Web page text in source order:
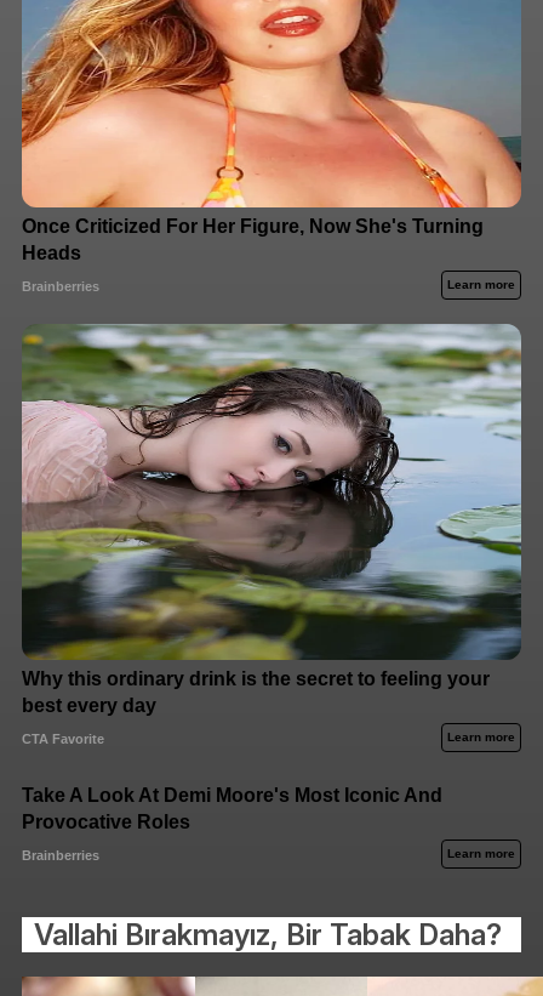
Vallahi Bırakmayız, Bir Tabak Daha?